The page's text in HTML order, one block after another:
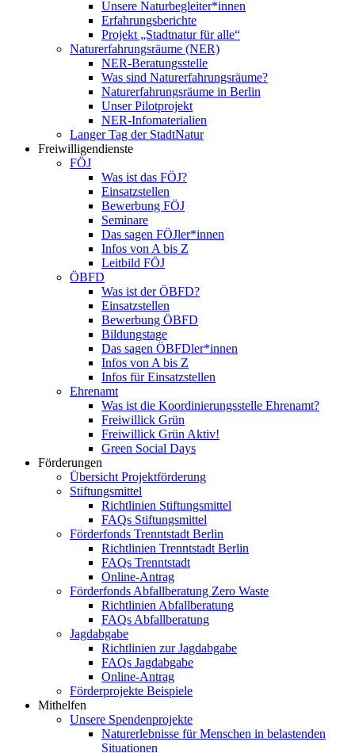
Unsere Naturbegleiter*innen
Erfahrungsberichte
Projekt „Stadtnatur für alle“
Naturerfahrungsräume (NER)
NER-Beratungsstelle
Was sind Naturerfahrungsräume?
Naturerfahrungsräume in Berlin
Unser Pilotprojekt
NER-Infomaterialien
Langer Tag der StadtNatur
Freiwilligendienste
FÖJ
Was ist das FÖJ?
Einsatzstellen
Bewerbung FÖJ
Seminare
Das sagen FÖJler*innen
Infos von A bis Z
Leitbild FÖJ
ÖBFD
Was ist der ÖBFD?
Einsatzstellen
Bewerbung ÖBFD
Bildungstage
Das sagen ÖBFDler*innen
Infos von A bis Z
Infos für Einsatzstellen
Ehrenamt
Was ist die Koordinierungsstelle Ehrenamt?
Freiwillick Grün
Freiwillick Grün Aktiv!
Green Social Days
Förderungen
Übersicht Projektförderung
Stiftungsmittel
Richtlinien Stiftungsmittel
FAQs Stiftungsmittel
Förderfonds Trenntstadt Berlin
Richtlinien Trenntstadt Berlin
FAQs Trenntstadt
Online-Antrag
Förderfonds Abfallberatung Zero Waste
Richtlinien Abfallberatung
FAQs Abfallberatung
Jagdabgabe
Richtlinien zur Jagdabgabe
FAQs Jagdabgabe
Online-Antrag
Förderprojekte Beispiele
Mithelfen
Unsere Spendenprojekte
Naturerlebnisse für Menschen in belastenden
Situationen